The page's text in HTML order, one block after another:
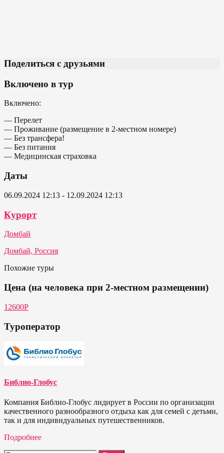
Поделиться с друзьями
Включено в тур
Включено:
— Перелет
— Проживание (размещение в 2-местном номере)
— Без трансфера!
— Без питания
— Медицинская страховка
Даты
06.09.2024 12:13 - 12.09.2024 12:13
Курорт
Домбай
Домбай, Россия
Похожие туры
Цена (на человека при 2-местном размещении)
12600Р
Туроператор
Библио-Глобус
Компания Библио-Глобус лидирует в России по организации
качественного разнообразного отдыха как для семей с детьми,
так и для индивидуальных путешественников.
Подробнее